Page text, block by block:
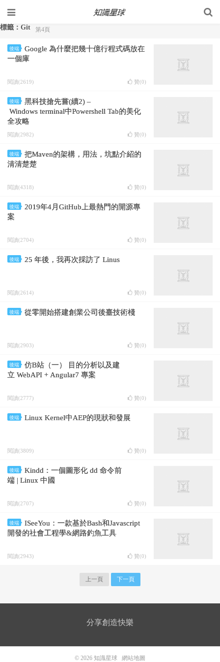
標籤：Git 第4頁
後端
Google 為什麼把幾十億行程式碼放在
一個庫
閱讀(2619) 贊(0)
後端
黑科技搶先嘗(續2) –
Windows terminal中Powershell Tab的美化
全攻略
閱讀(2982) 贊(0)
後端
把Maven的架構，用法，坑點介紹的
清清楚楚
閱讀(4318) 贊(0)
後端
2019年4月GitHub上最熱門的開源專
案
閱讀(2704) 贊(0)
後端 25 年後，我再次採訪了 Linus
閱讀(2614) 贊(0)
後端 從零開始搭建創業公司後臺技術棧
閱讀(2903) 贊(0)
後端
仿B站（一） 目的分析以及建
立 WebAPI + Angular7 專案
閱讀(2777) 贊(0)
後端 Linux Kernel中AEP的現狀和發展
閱讀(3809) 贊(0)
後端
Kindd：一個圖形化 dd 命令前
端 | Linux 中國
閱讀(2707) 贊(0)
後端
ISeeYou：一款基於Bash和Javascript
開發的社會工程學&網路釣魚工具
閱讀(2943) 贊(0)
上一頁 下一頁
分享創造快樂
© 2026 知識星球 網站地圖